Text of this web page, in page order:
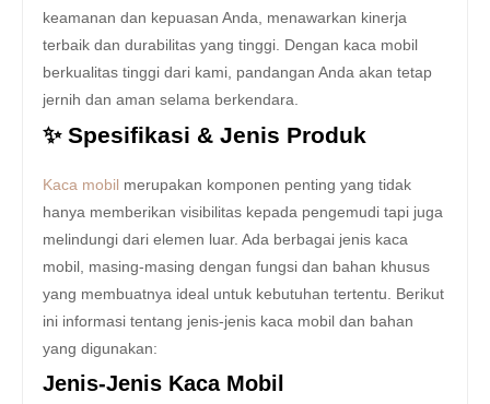
keamanan dan kepuasan Anda, menawarkan kinerja
terbaik dan durabilitas yang tinggi. Dengan kaca mobil
berkualitas tinggi dari kami, pandangan Anda akan tetap
jernih dan aman selama berkendara.
✨ Spesifikasi & Jenis Produk
Kaca mobil merupakan komponen penting yang tidak
hanya memberikan visibilitas kepada pengemudi tapi juga
melindungi dari elemen luar. Ada berbagai jenis kaca
mobil, masing-masing dengan fungsi dan bahan khusus
yang membuatnya ideal untuk kebutuhan tertentu. Berikut
ini informasi tentang jenis-jenis kaca mobil dan bahan
yang digunakan:
Jenis-Jenis Kaca Mobil